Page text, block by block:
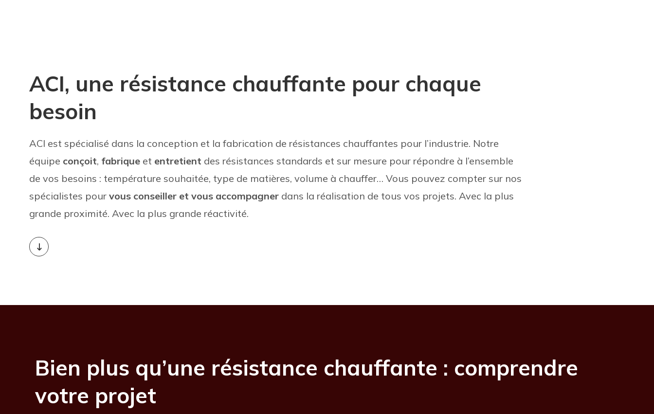
ACI, une résistance chauffante pour chaque
besoin
ACI est spécialisé dans la conception et la fabrication de résistances chauffantes pour l’industrie. Notre
équipe conçoit, fabrique et entretient des résistances standards et sur mesure pour répondre à l’ensemble
de vos besoins : température souhaitée, type de matières, volume à chauffer… Vous pouvez compter sur nos
spécialistes pour vous conseiller et vous accompagner dans la réalisation de tous vos projets. Avec la plus
grande proximité. Avec la plus grande réactivité.
Bien plus qu’une résistance chauffante : comprendre
votre projet